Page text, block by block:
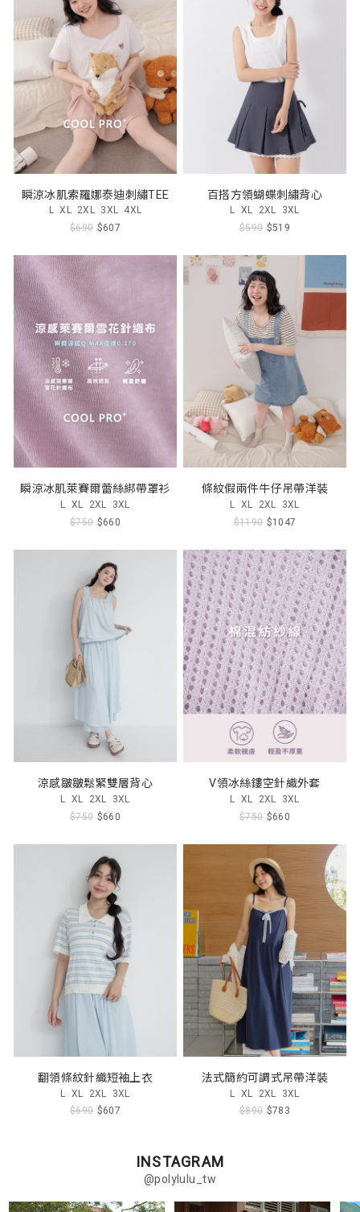
瞬涼冰肌索羅娜泰迪刺繡TEE
L XL 2XL 3XL 4XL
$690 $607
百搭方領蝴蝶刺繡背心
L XL 2XL 3XL
$590 $519
瞬涼冰肌萊賽爾蕾絲綁帶罩衫
L XL 2XL 3XL
$750 $660
條紋假兩件牛仔吊帶洋裝
L XL 2XL 3XL
$1190 $1047
涼感皺皺鬆緊雙層背心
L XL 2XL 3XL
$750 $660
V領冰絲鏤空針織外套
L XL 2XL 3XL
$750 $660
翻領條紋針織短袖上衣
L XL 2XL 3XL
$690 $607
法式簡約可調式吊帶洋裝
L XL 2XL 3XL
$890 $783
INSTAGRAM
@polylulu_tw